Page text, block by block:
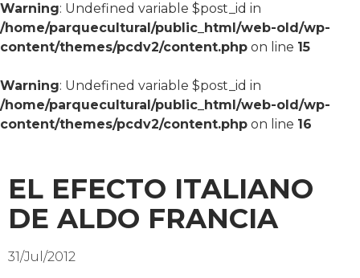
Warning: Undefined variable $post_id in
/home/parquecultural/public_html/web-old/wp-
content/themes/pcdv2/content.php on line 15
Warning: Undefined variable $post_id in
/home/parquecultural/public_html/web-old/wp-
content/themes/pcdv2/content.php on line 16
EL EFECTO ITALIANO
DE ALDO FRANCIA
31/Jul/2012